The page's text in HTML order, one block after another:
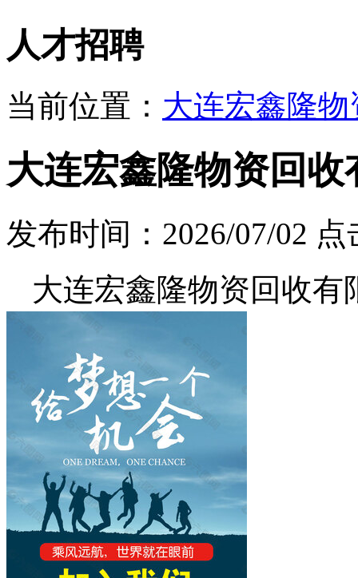
人才招聘
当前位置： 大连宏鑫隆
大连宏鑫隆物资回
发布时间：2026/07/02 点
大连宏鑫隆物资回收